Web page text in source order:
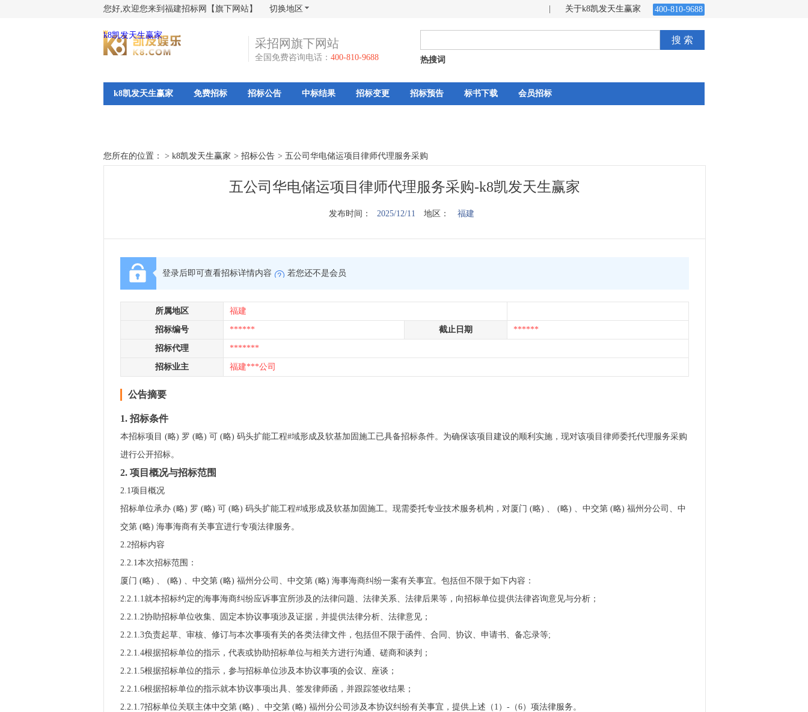
您好,欢迎您来到福建招标网【旗下网站】 切换地区 关于k8凯发天生赢家 400-810-9688
k8凯发天生赢家
采招网旗下网站
全国免费咨询电话： 400-810-9688
搜 索
热搜词
k8凯发天生赢家 免费招标 招标公告 中标结果 招标变更 招标预告 标书下载 会员招标
您所在的位置： > k8凯发天生赢家 > 招标公告 > 五公司华电储运项目律师代理服务采购
五公司华电储运项目律师代理服务采购-k8凯发天生赢家
发布时间： 2025/12/11 地区： 福建
登录后即可查看招标详情内容 若您还不是会员
所属地区 福建
招标编号 ****** 截止日期 ******
招标代理 *******
招标业主 福建***公司
公告摘要
1. 招标条件
本招标项目 (略) 罗 (略) 可 (略) 码头扩能工程#域形成及软基加固施工已具备招标条件。为确保该项目建设的顺利实施，现对该项目律师委托代理服务采购
进行公开招标。
2. 项目概况与招标范围
2.1项目概况
招标单位承办 (略) 罗 (略) 可 (略) 码头扩能工程#域形成及软基加固施工。现需委托专业技术服务机构，对厦门 (略) 、 (略) 、中交第 (略) 福州分公司、中
交第 (略) 海事海商有关事宜进行专项法律服务。
2.2招标内容
2.2.1本次招标范围：
厦门 (略) 、 (略) 、中交第 (略) 福州分公司、中交第 (略) 海事海商纠纷一案有关事宜。包括但不限于如下内容：
2.2.1.1就本招标约定的海事海商纠纷应诉事宜所涉及的法律问题、法律关系、法律后果等，向招标单位提供法律咨询意见与分析；
2.2.1.2协助招标单位收集、固定本协议事项涉及证据，并提供法律分析、法律意见；
2.2.1.3负责起草、审核、修订与本次事项有关的各类法律文件，包括但不限于函件、合同、协议、申请书、备忘录等;
2.2.1.4根据招标单位的指示，代表或协助招标单位与相关方进行沟通、磋商和谈判；
2.2.1.5根据招标单位的指示，参与招标单位涉及本协议事项的会议、座谈；
2.2.1.6根据招标单位的指示就本协议事项出具、签发律师函，并跟踪签收结果；
2.2.1.7招标单位关联主体中交第 (略) 、中交第 (略) 福州分公司涉及本协议纠纷有关事宜，提供上述（1）-（6）项法律服务。